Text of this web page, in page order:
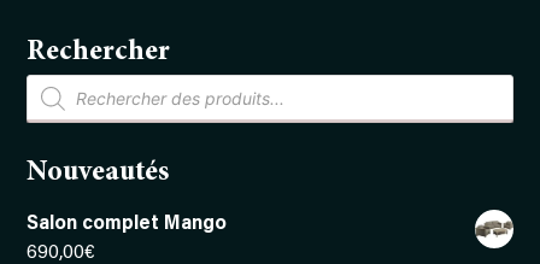
Rechercher
Recherche
de
produits
Nouveautés
Salon complet Mango
690,00€